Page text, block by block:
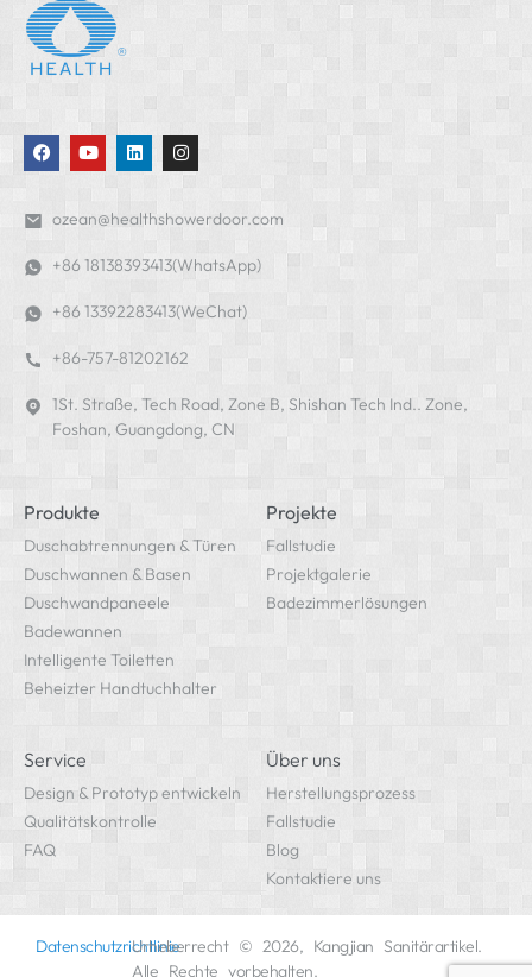
ozean@healthshowerdoor.com
+86 18138393413(WhatsApp)
+86 13392283413(WeChat)
+86-757-81202162
1St. Straße, Tech Road, Zone B, Shishan Tech Ind.. Zone,
Foshan, Guangdong, CN
Produkte
Duschabtrennungen & Türen
Duschwannen & Basen
Duschwandpaneele
Badewannen
Intelligente Toiletten
Beheizter Handtuchhalter
Projekte
Fallstudie
Projektgalerie
Badezimmerlösungen
Service
Design & Prototyp entwickeln
Qualitätskontrolle
FAQ
Über uns
Herstellungsprozess
Fallstudie
Blog
Kontaktiere uns
DatenschutzrichtlinieUrheberrecht © 2026, Kangjian Sanitärartikel.
Alle Rechte vorbehalten.